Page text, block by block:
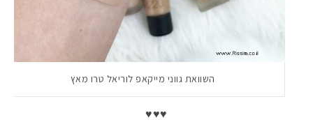
השוואת גווני מייקאפ לוריאל טרו מאץ
♥️♥️♥️